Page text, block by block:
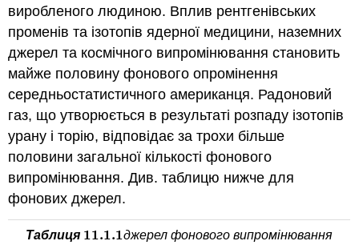
виробленого людиною. Вплив рентгенівських
променів та ізотопів ядерної медицини, наземних
джерел та космічного випромінювання становить
майже половину фонового опромінення
середньостатистичного американця. Радоновий
газ, що утворюється в результаті розпаду ізотопів
урану і торію, відповідає за трохи більше
половини загальної кількості фонового
випромінювання. Див. таблицю нижче для
фонових джерел.
Таблиця 11.1.1
11.1.1 джерел фонового випромінювання